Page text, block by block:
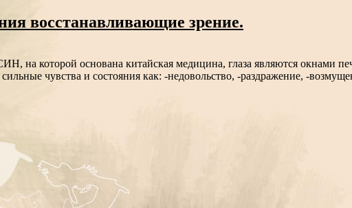
восстанавливающие зрение.
на которой основана китайская медицина, глаза являются окнами
чувства и состояния как: -недовольство, -раздражение, -